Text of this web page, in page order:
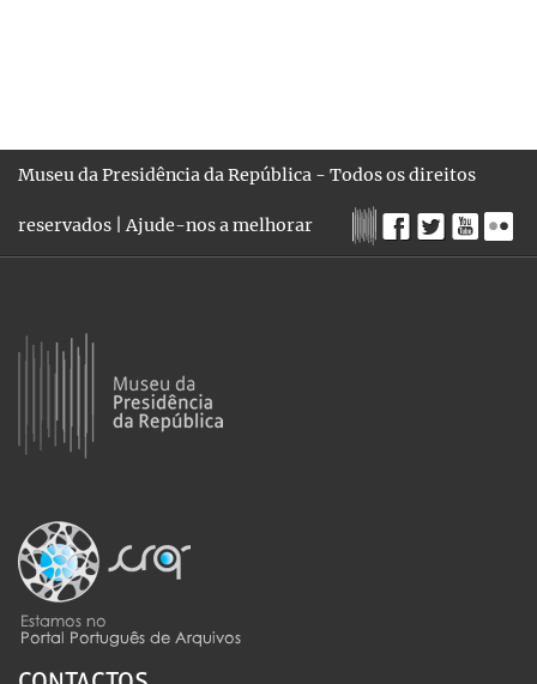
Museu da Presidência da República - Todos os direitos
reservados |Ajude-nos a melhorar